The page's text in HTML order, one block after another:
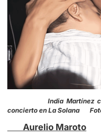
India Martínez con
concierto en La Solana
Aurelio Maroto